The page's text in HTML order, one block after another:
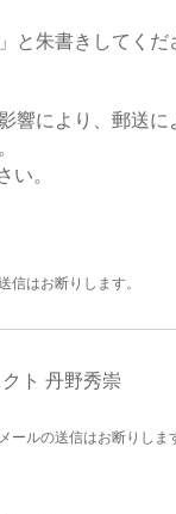
と朱書きしてくだ
響により、郵送
。
信はお断りします。
ト 丹野秀崇
ールの送信はお断りしま